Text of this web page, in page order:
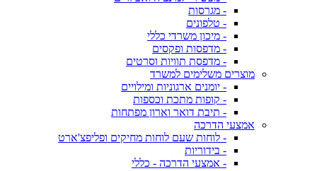
- מגרסות
- טלפונים
- מיכון משרדי כללי
- מדפסות ופקסים
- מדפסת תוויות וסרטים
מוצרים משלימים למשרד
- יומנים ארגוניות ומילויים
- קופות מתכת וכספות
- תיבת דואר וארון מפתחות
אמצעי הדרכה
- לוחות שעם לוחות מחיקים ופליפצ'ארט
- בידוריות
- אמצעי הדרכה - כללי